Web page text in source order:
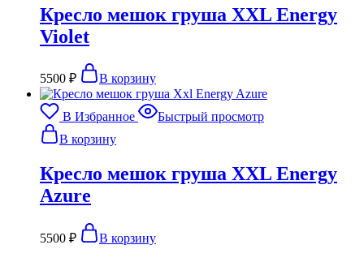
Кресло мешок груша XXL Energy
Violet
5500 ₽ В корзину
В Избранное
Быстрый просмотр
В корзину
Кресло мешок груша XXL Energy
Azure
5500 ₽ В корзину